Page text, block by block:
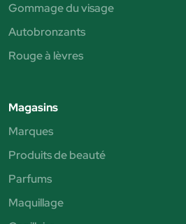
Gommage du visage
Autobronzants
Rouge à lèvres
Magasins
Marques
Produits de beauté
Parfums
Maquillage